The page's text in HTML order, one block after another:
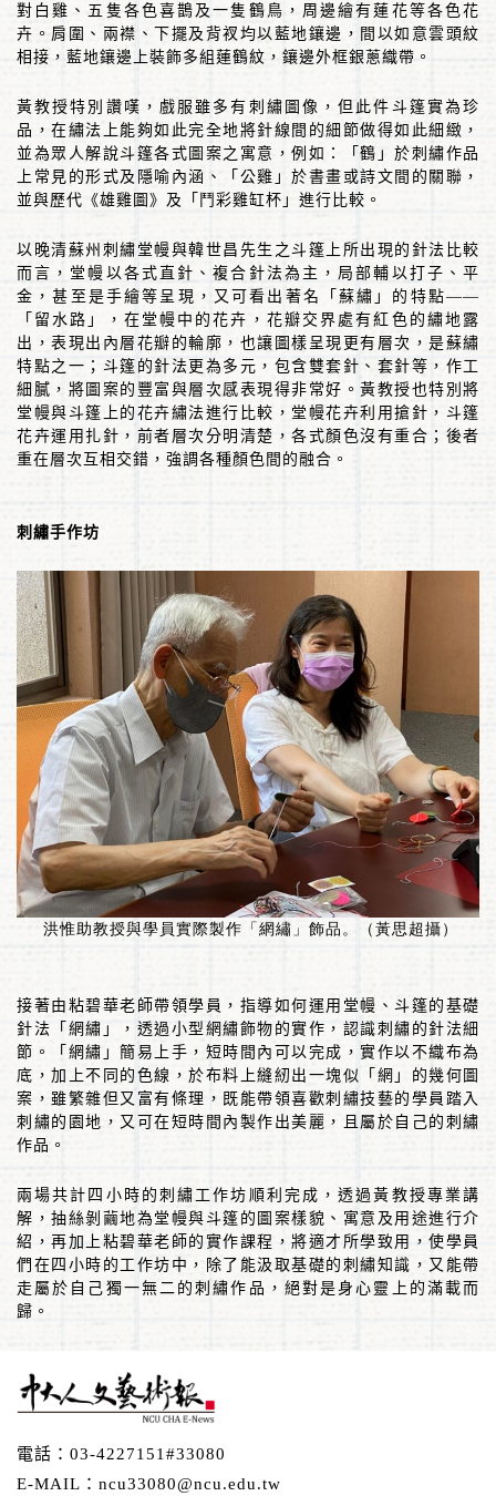
對白雞、五隻各色喜鵲及一隻鶴鳥，周邊繪有蓮花等各色花
卉。肩圍、兩襟、下擺及背衩均以藍地鑲邊，間以如意雲頭紋
相接，藍地鑲邊上裝飾多組蓮鶴紋，鑲邊外框銀蔥織帶。
黃教授特別讚嘆，戲服雖多有刺繡圖像，但此件斗篷實為珍
品，在繡法上能夠如此完全地將針線間的細節做得如此細緻，
並為眾人解說斗篷各式圖案之寓意，例如：「鶴」於刺繡作品
上常見的形式及隱喻內涵、「公雞」於書畫或詩文間的關聯，
並與歷代《雄雞圖》及「鬥彩雞缸杯」進行比較。
以晚清蘇州刺繡堂幔與韓世昌先生之斗篷上所出現的針法比較
而言，堂幔以各式直針、複合針法為主，局部輔以打子、平
金，甚至是手繪等呈現，又可看出著名「蘇繡」的特點——
「留水路」，在堂幔中的花卉，花瓣交界處有紅色的繡地露
出，表現出內層花瓣的輪廓，也讓圖樣呈現更有層次，是蘇繡
特點之一；斗篷的針法更為多元，包含雙套針、套針等，作工
細膩，將圖案的豐富與層次感表現得非常好。黃教授也特別將
堂幔與斗篷上的花卉繡法進行比較，堂幔花卉利用搶針，斗篷
花卉運用扎針，前者層次分明清楚，各式顏色沒有重合；後者
重在層次互相交錯，強調各種顏色間的融合。
刺繡手作坊
洪惟助教授與學員實際製作「網繡」飾品。（黃思超攝）
接著由粘碧華老師帶領學員，指導如何運用堂幔、斗篷的基礎
針法「網繡」，透過小型網繡飾物的實作，認識刺繡的針法細
節。「網繡」簡易上手，短時間內可以完成，實作以不織布為
底，加上不同的色線，於布料上縫紉出一塊似「網」的幾何圖
案，雖繁雜但又富有條理，既能帶領喜歡刺繡技藝的學員踏入
刺繡的園地，又可在短時間內製作出美麗，且屬於自己的刺繡
作品。
兩場共計四小時的刺繡工作坊順利完成，透過黃教授專業講
解，抽絲剝繭地為堂幔與斗篷的圖案樣貌、寓意及用途進行介
紹，再加上粘碧華老師的實作課程，將適才所學致用，使學員
們在四小時的工作坊中，除了能汲取基礎的刺繡知識，又能帶
走屬於自己獨一無二的刺繡作品，絕對是身心靈上的滿載而
歸。
電話： 03-4227151#33080
E-MAIL： ncu33080@ncu.edu.tw